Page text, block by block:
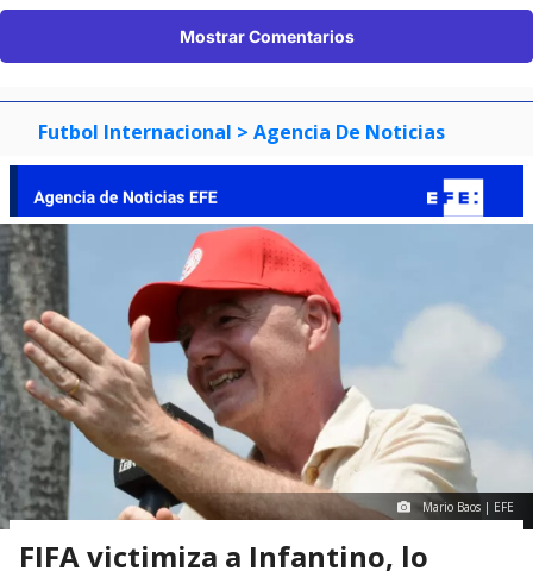
Mostrar Comentarios
Futbol Internacional > Agencia De Noticias
Mario Baos | EFE
FIFA victimiza a Infantino, lo